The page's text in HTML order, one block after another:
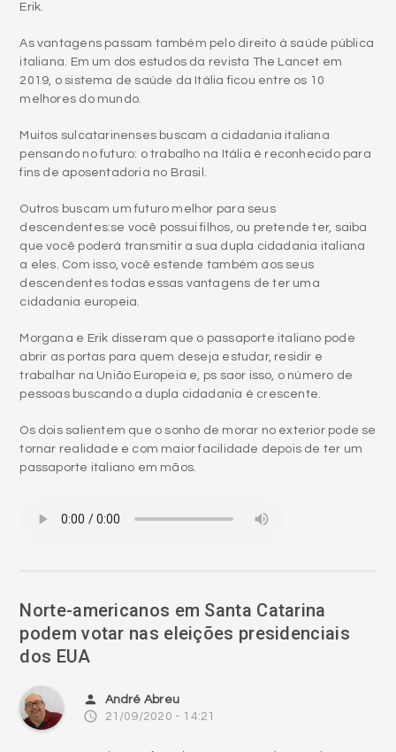
Erik.
As vantagens passam também pelo direito à saúde pública
italiana. Em um dos estudos da revista The Lancet em
2019, o sistema de saúde da Itália ficou entre os 10
melhores do mundo.
Muitos sulcatarinenses buscam a cidadania italiana
pensando no futuro: o trabalho na Itália é reconhecido para
fins de aposentadoria no Brasil.
Outros buscam um futuro melhor para seus
descendentes:se você possui filhos, ou pretende ter, saiba
que você poderá transmitir a sua dupla cidadania italiana
a eles. Com isso, você estende também aos seus
descendentes todas essas vantagens de ter uma
cidadania europeia.
Morgana e Erik disseram que o passaporte italiano pode
abrir as portas para quem deseja estudar, residir e
trabalhar na União Europeia e, ps saor isso, o número de
pessoas buscando a dupla cidadania é crescente.
Os dois salientem que o sonho de morar no exterior pode se
tornar realidade e com maior facilidade depois de ter um
passaporte italiano em mãos.
Norte-americanos em Santa Catarina
podem votar nas eleições presidenciais
dos EUA
person André Abreu
access_time 21/09/2020 - 14:21